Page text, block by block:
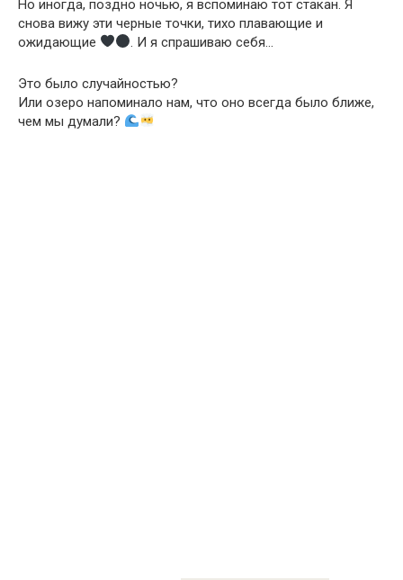
Но иногда, поздно ночью, я вспоминаю тот стакан. Я
снова вижу эти черные точки, тихо плавающие и
ожидающие
. И я спрашиваю себя…
Это было случайностью?
Или озеро напоминало нам, что оно всегда было ближе,
чем мы думали?